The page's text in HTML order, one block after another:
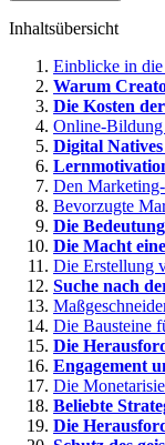
Inhaltsübersicht
Einblicke in
Warum
Die Kosten
Online-Bildung
Digital
Den
Bevorzugte
Die
Die Macht
Die Erstellung
Suche nach
Die Bausteine
Die
Engagement
Die
Beliebte
Die